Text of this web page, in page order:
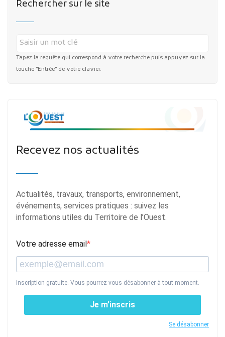
Projets financés par l'Europe
Plans d'accès
Rechercher sur le site
Tapez la requête qui correspond à votre recherche puis appuyez sur la
touche "Entrée" de votre clavier.
Recevez nos actualités
Actualités, travaux, transports, environnement,
événements, services pratiques : suivez les
informations utiles du Territoire de l’Ouest.
Votre adresse email
Inscription gratuite. Vous pourrez vous désabonner à tout moment.
Je m’inscris
Se désabonner